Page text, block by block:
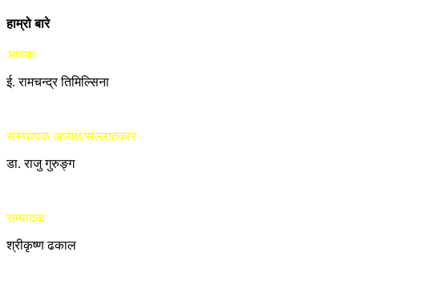
हाम्रो बारे
अध्यक्ष
ई. रामचन्द्र तिमिल्सिना
संस्थापक अध्यक्ष/सल्लाहकार
डा. राजु गुरुङ्ग
सम्पादक
श्रीकृष्ण ढकाल